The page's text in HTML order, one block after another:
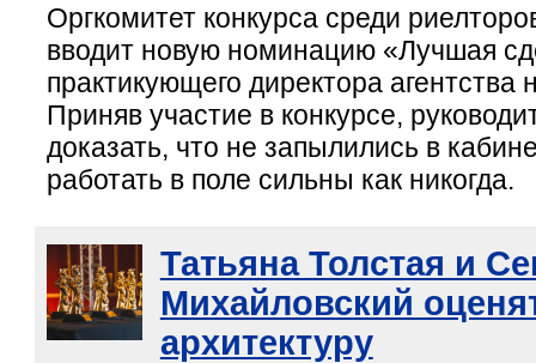
Оргкомитет конкурса среди
вводит новую номинацию «Лучшая
практикующего директора агентства
Приняв участие в конкурсе,
доказать, что не запылились в
работать в поле сильны как никогда.
Татьяна Толстая и
Михайловский
архитектуру